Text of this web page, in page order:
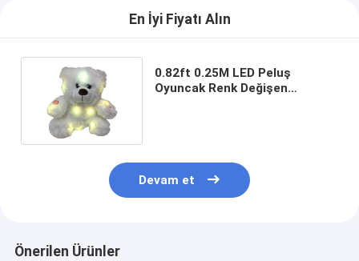
En İyi Fiyatı Alın
0.82ft 0.25M LED Peluş
Oyuncak Renk Değişen
Devam et
Önerilen Ürünler